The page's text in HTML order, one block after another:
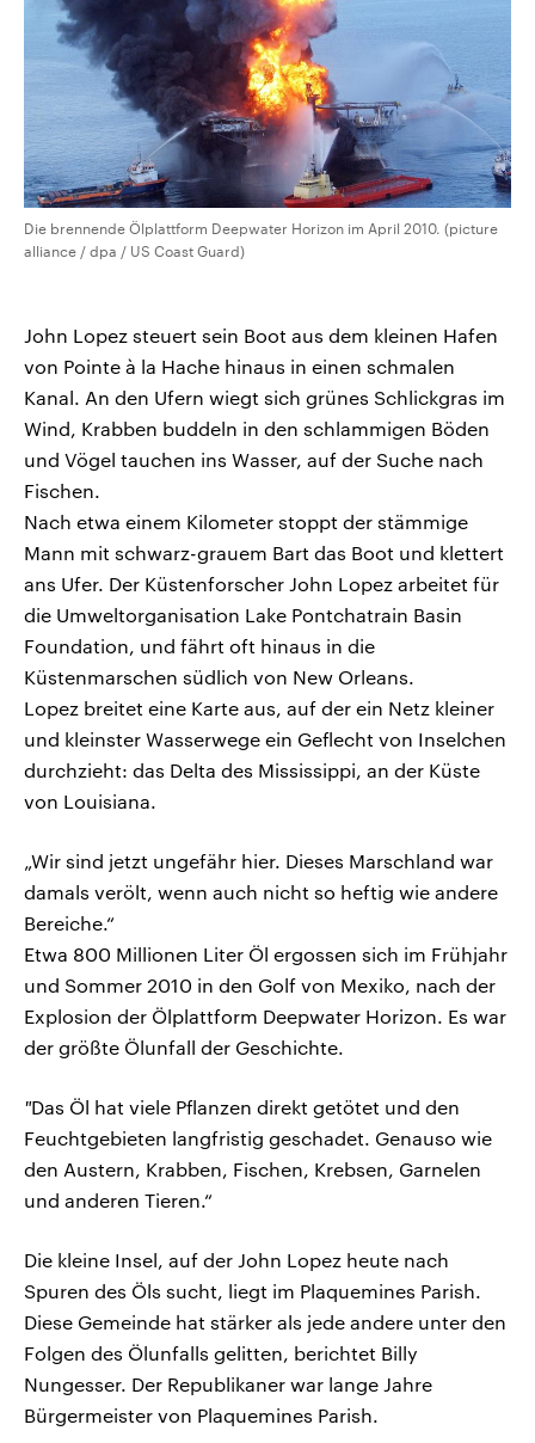
Die brennende Ölplattform Deepwater Horizon im April 2010. (picture
alliance / dpa / US Coast Guard)
John Lopez steuert sein Boot aus dem kleinen Hafen
von Pointe à la Hache hinaus in einen schmalen
Kanal. An den Ufern wiegt sich grünes Schlickgras im
Wind, Krabben buddeln in den schlammigen Böden
und Vögel tauchen ins Wasser, auf der Suche nach
Fischen.
Nach etwa einem Kilometer stoppt der stämmige
Mann mit schwarz-grauem Bart das Boot und klettert
ans Ufer. Der Küstenforscher John Lopez arbeitet für
die Umweltorganisation Lake Pontchatrain Basin
Foundation, und fährt oft hinaus in die
Küstenmarschen südlich von New Orleans.
Lopez breitet eine Karte aus, auf der ein Netz kleiner
und kleinster Wasserwege ein Geflecht von Inselchen
durchzieht: das Delta des Mississippi, an der Küste
von Louisiana.
„Wir sind jetzt ungefähr hier. Dieses Marschland war
damals verölt, wenn auch nicht so heftig wie andere
Bereiche.“
Etwa 800 Millionen Liter Öl ergossen sich im Frühjahr
und Sommer 2010 in den Golf von Mexiko, nach der
Explosion der Ölplattform Deepwater Horizon. Es war
der größte Ölunfall der Geschichte.
"Das Öl hat viele Pflanzen direkt getötet und den
Feuchtgebieten langfristig geschadet. Genauso wie
den Austern, Krabben, Fischen, Krebsen, Garnelen
und anderen Tieren.“
Die kleine Insel, auf der John Lopez heute nach
Spuren des Öls sucht, liegt im Plaquemines Parish.
Diese Gemeinde hat stärker als jede andere unter den
Folgen des Ölunfalls gelitten, berichtet Billy
Nungesser. Der Republikaner war lange Jahre
Bürgermeister von Plaquemines Parish.